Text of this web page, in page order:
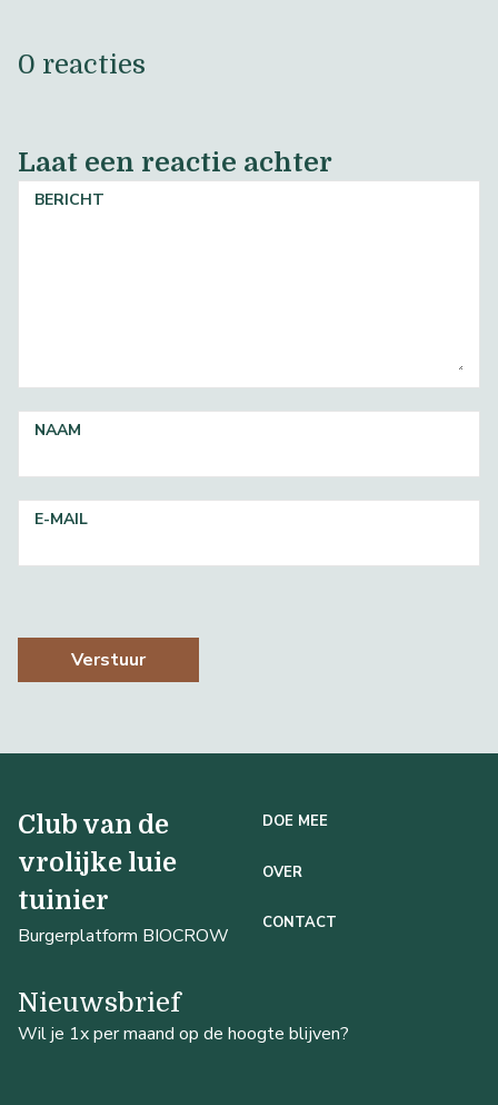
0 reacties
Laat een reactie achter
BERICHT
NAAM
E-MAIL
Verstuur
Club van de
vrolijke luie
tuinier
Burgerplatform BIOCROW
DOE MEE
OVER
CONTACT
Nieuwsbrief
Wil je 1x per maand op de hoogte blijven?